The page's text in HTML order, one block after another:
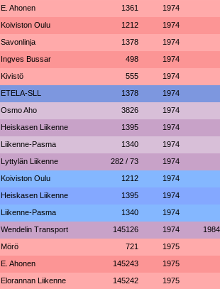
E. Ahonen 1361 1974
Koiviston Oulu 1212 1974
Savonlinja 1378 1974
Ingves Bussar 498 1974
Kivistö 555 1974
ETELA-SLL 1378 1974
Osmo Aho 3826 1974
Heiskasen Liikenne 1395 1974
Liikenne-Pasma 1340 1974
Lyttylän Liikenne 282 / 73 1974
Koiviston Oulu 1212 1974
Heiskasen Liikenne 1395 1974
Liikenne-Pasma 1340 1974
Wendelin Transport 145126 1974 1984
Mörö 721 1975
E. Ahonen 145243 1975
Elorannan Liikenne 145242 1975